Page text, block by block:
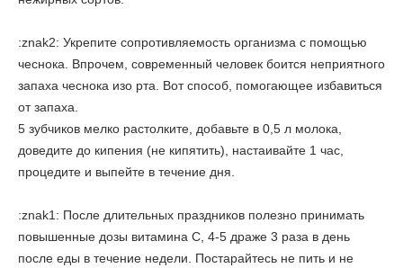
:znak2: Укрепите сопротивляемость организма с помощью
чеснока. Впрочем, современный человек боится неприятного
запаха чеснока изо рта. Вот способ, помогающее избавиться
от запаха.
5 зубчиков мелко растолките, добавьте в 0,5 л молока,
доведите до кипения (не кипятить), настаивайте 1 час,
процедите и выпейте в течение дня.
:znak1: После длительных праздников полезно принимать
повышенные дозы витамина С, 4-5 драже 3 раза в день
после еды в течение недели. Постарайтесь не пить и не